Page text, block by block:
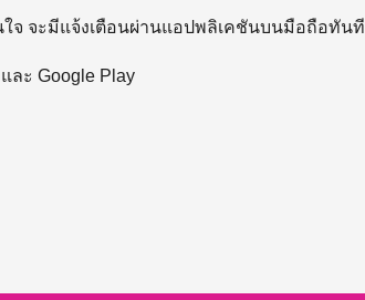
จ จะมีแจ้งเตือนผ่านแอปพลิเคชันบนมือถือทันที
ละ Google Play